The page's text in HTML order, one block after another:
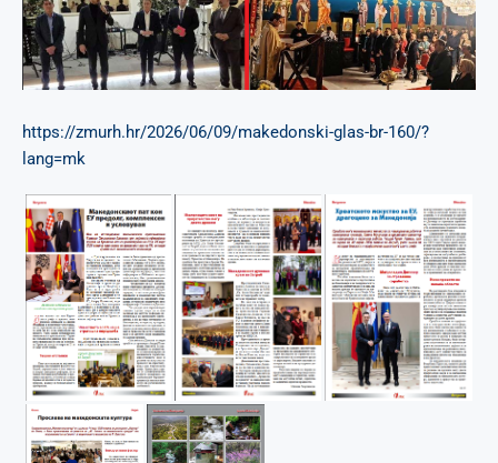
https://zmurh.hr/2026/06/09/makedonski-glas-br-160/?
lang=mk